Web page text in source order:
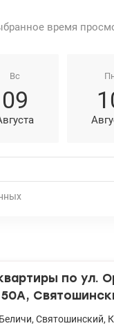
время
Вс
09
по ул.
Беличи, Святошинский,